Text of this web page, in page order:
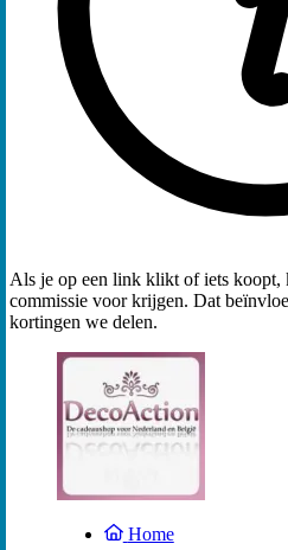
Als je op een link klikt of iets koopt,
commissie voor krijgen. Dat
kortingen we delen.
Home